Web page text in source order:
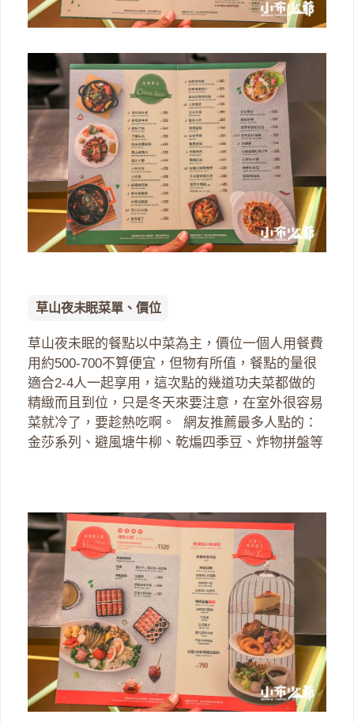
草山夜未眠菜單、價位
草山夜未眠的餐點以中菜為主，價位一個人用餐費
用約500-700不算便宜，但物有所值，餐點的量很
適合2-4人一起享用，這次點的幾道功夫菜都做的
精緻而且到位，只是冬天來要注意，在室外很容易
菜就冷了，要趁熱吃啊。 網友推薦最多人點的：
金莎系列、避風塘牛柳、乾煸四季豆、炸物拼盤等